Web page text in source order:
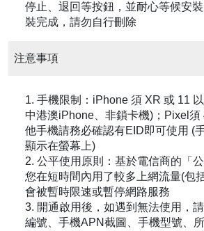
停止、退回等按鈕，並耐心等候安
裝完成，請勿自行刪除
注意事項
1. 手機限制：iPhone 須 XR 或 11
中港澳iPhone、非鎖卡機)；Pixel須
他手機請務必確認有EID即可使用 (
顯示在螢幕上)
2. 公平使用原則：基於電信商的「
您在短時間內用了較多上網流量(包
會被暫時限速或暫停網路服務
3. 開通啟用後，如遇到無法使用，
編號、手機APN截圖、手機型號、